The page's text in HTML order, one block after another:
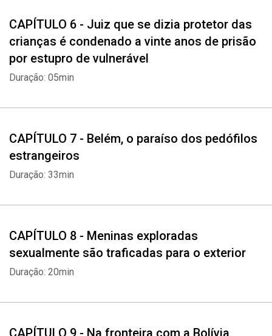
CAPÍTULO 6 - Juiz que se dizia protetor das
crianças é condenado a vinte anos de prisão
por estupro de vulnerável
Duração: 05min
CAPÍTULO 7 - Belém, o paraíso dos pedófilos
estrangeiros
Duração: 33min
CAPÍTULO 8 - Meninas exploradas
sexualmente são traficadas para o exterior
Duração: 20min
CAPÍTULO 9 - Na fronteira com a Bolívia,